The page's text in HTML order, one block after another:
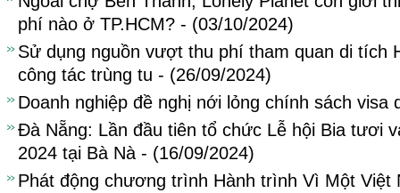
phí nào ở TP.HCM? - (03/10/2024)
Sử dụng nguồn vượt thu phí tham quan di tích
công tác trùng tu - (26/09/2024)
Doanh nghiệp đề nghị nới lỏng chính sách visa
Đà Nẵng: Lần đầu tiên tổ chức Lễ hội Bia tươi
2024 tại Bà Nà - (16/09/2024)
Phát động chương trình Hành trình Vì Một Việt